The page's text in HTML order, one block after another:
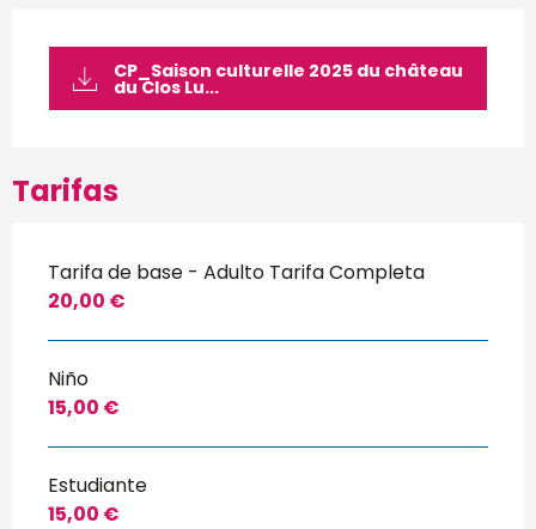
CP_Saison culturelle 2025 du château
du Clos Lu...
Tarifas
Tarifa de base - Adulto Tarifa Completa
20,00 €
Niño
15,00 €
Estudiante
15,00 €